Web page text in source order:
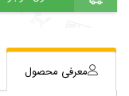
معرفی محصول